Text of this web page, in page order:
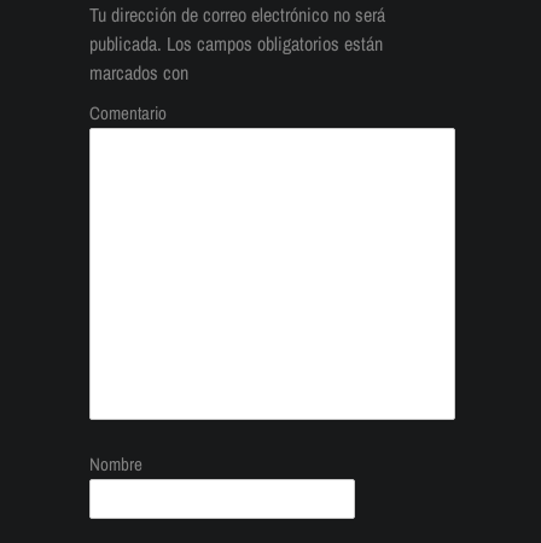
Tu dirección de correo electrónico no será
publicada. Los campos obligatorios están
marcados con
Comentario
Nombre